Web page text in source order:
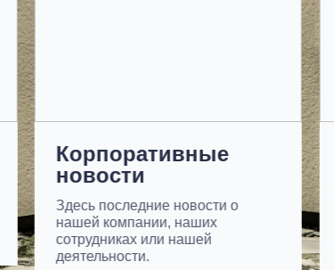
Корпоративные
новости
Здесь последние новости о
нашей компании, наших
сотрудниках или нашей
деятельности.
Связаться с нами